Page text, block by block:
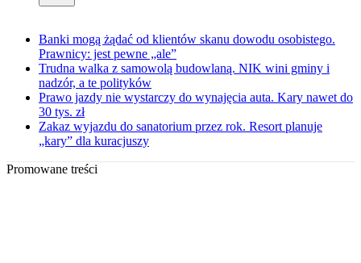
Banki mogą żądać od klientów skanu dowodu osobistego.
Prawnicy: jest pewne „ale”
Trudna walka z samowolą budowlaną. NIK wini gminy i
nadzór, a te polityków
Prawo jazdy nie wystarczy do wynajęcia auta. Kary nawet do
30 tys. zł
Zakaz wyjazdu do sanatorium przez rok. Resort planuje
„kary” dla kuracjuszy
Promowane treści